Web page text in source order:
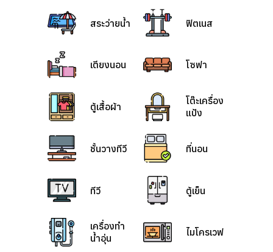
สระว่ายน้ำ ฟิตเนส
เตียงนอน โซฟา
ตู้เสื้อผ้า
โต๊ะเครื่อง
แป้ง
ชั้นวางทีวี ที่นอน
ทีวี ตู้เย็น
เครื่องทำ
น้ำอุ่น
ไมโครเวฟ